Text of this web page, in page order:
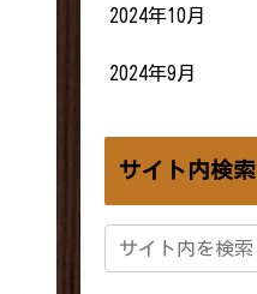
2024年10月
2024年9月
サイト内検索